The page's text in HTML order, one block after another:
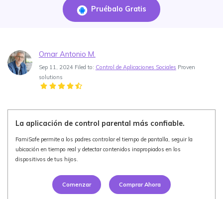
FamiSafe Edu
Guías Prácticas
Ver Más >
Ver Más >
Precios
Pruébalo Gratis
Omar Antonio M.
Sep 11, 2024 Filed to: Control de Aplicaciones Sociales Proven
solutions
La aplicación de control parental más confiable.
FamiSafe permite a los padres controlar el tiempo de pantalla, seguir la
ubicación en tiempo real y detectar contenidos inapropiados en los
dispositivos de tus hijos.
Comenzar Comprar Ahora